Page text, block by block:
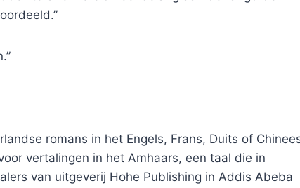
romans in het Engels, Frans, Duits of
vertalingen in het Amhaars, een taal die in
van uitgeverij Hohe Publishing in Addis Abeba